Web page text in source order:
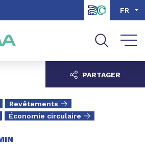
FR
Revêtements
Économie circulaire
PARTAGER